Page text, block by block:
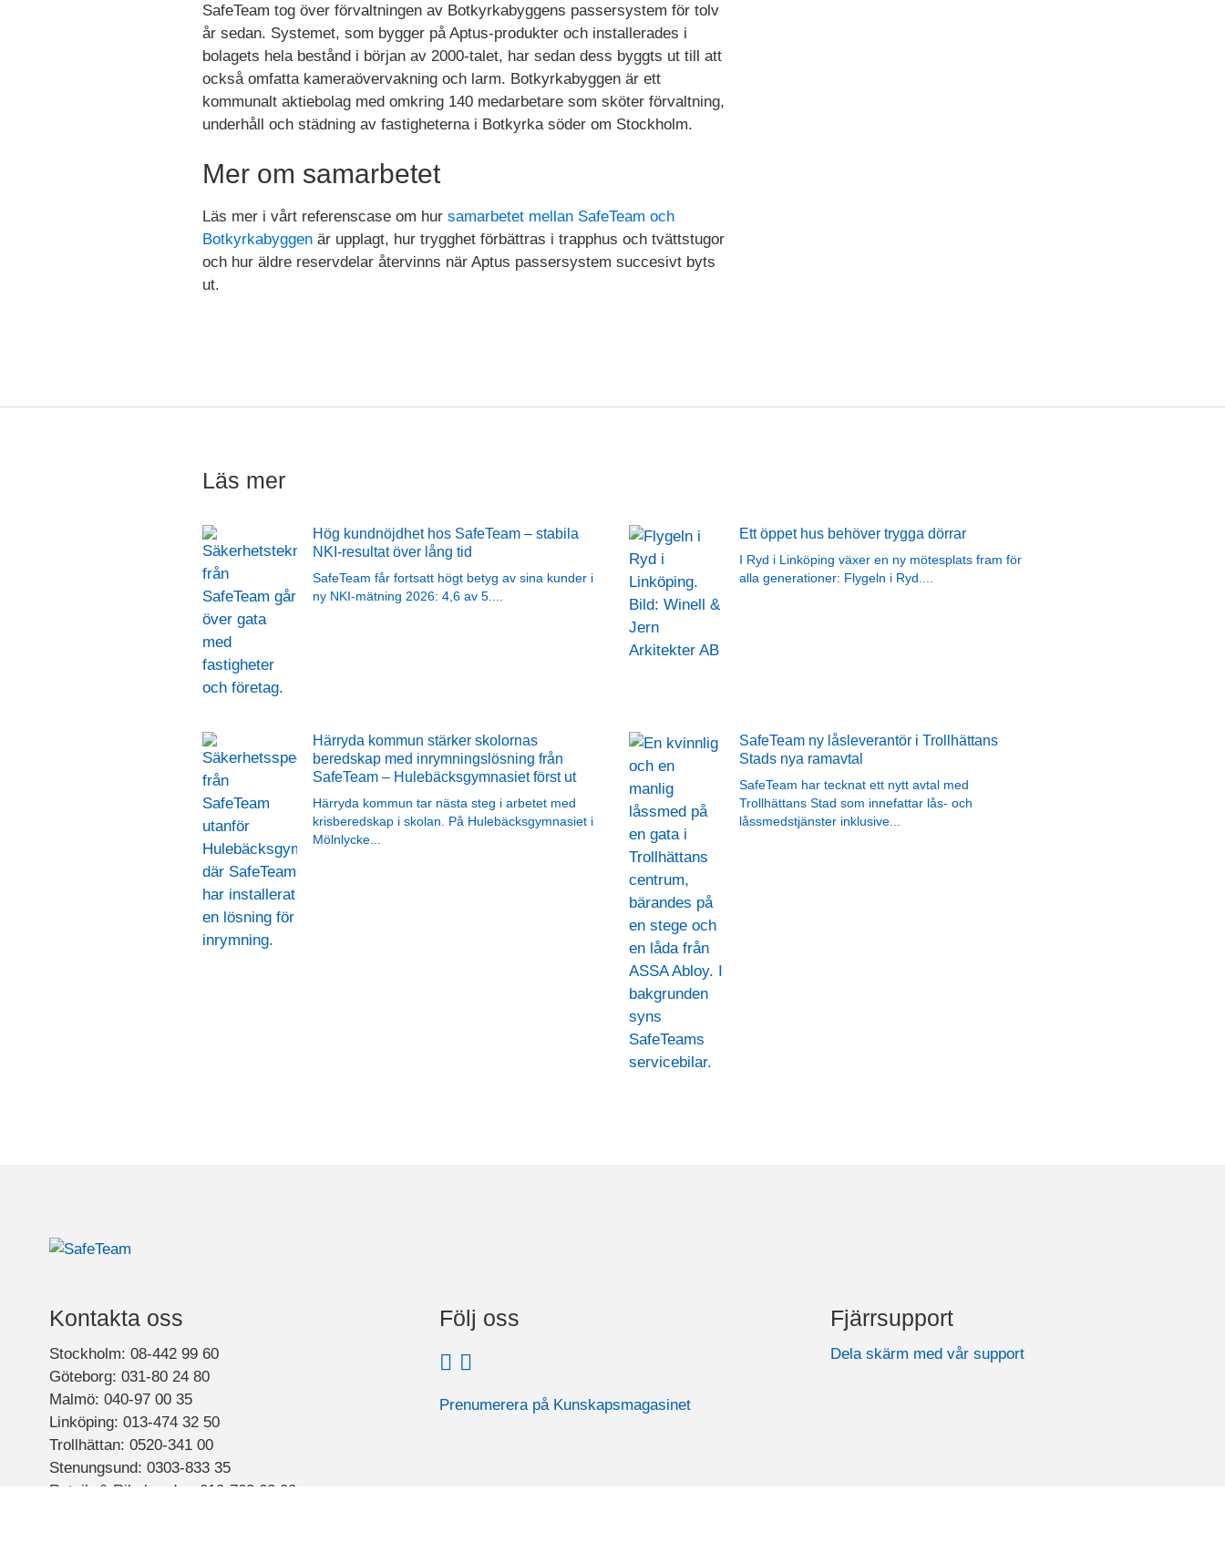
SafeTeam tog över förvaltningen av Botkyrkabyggens passersystem för tolv
år sedan. Systemet, som bygger på Aptus-produkter och installerades i
bolagets hela bestånd i början av 2000-talet, har sedan dess byggts ut till att
också omfatta kameraövervakning och larm. Botkyrkabyggen är ett
kommunalt aktiebolag med omkring 140 medarbetare som sköter förvaltning,
underhåll och städning av fastigheterna i Botkyrka söder om Stockholm.
Mer om samarbetet
Läs mer i vårt referenscase om hur samarbetet mellan SafeTeam och
Botkyrkabyggen är upplagt, hur trygghet förbättras i trapphus och tvättstugor
och hur äldre reservdelar återvinns när Aptus passersystem succesivt byts
ut.
Läs mer
Hög kundnöjdhet hos SafeTeam – stabila
NKI-resultat över lång tid
SafeTeam får fortsatt högt betyg av sina kunder i
ny NKI-mätning 2026: 4,6 av 5.
Ett öppet hus behöver trygga dörrar
I Ryd i Linköping växer en ny mötesplats fram för
alla generationer: Flygeln i Ryd.
Härryda kommun stärker skolornas
beredskap med inrymningslösning från
SafeTeam – Hulebäcksgymnasiet först ut
Härryda kommun tar nästa steg i arbetet med
krisberedskap i skolan. På Hulebäcksgymnasiet i
Mölnlycke...
SafeTeam ny låsleverantör i Trollhättans
Stads nya ramavtal
SafeTeam har tecknat ett nytt avtal med
Trollhättans Stad som innefattar lås- och
låssmedstjänster inklusive...
Kontakta oss
Stockholm: 08-442 99 60
Göteborg: 031-80 24 80
Malmö: 040-97 00 35
Linköping: 013-474 32 50
Trollhättan: 0520-341 00
Stenungsund: 0303-833 35
Retail- & Rikskunder: 010-762 62 00
Följ oss
Prenumerera på Kunskapsmagasinet
Fjärrsupport
Dela skärm med vår support